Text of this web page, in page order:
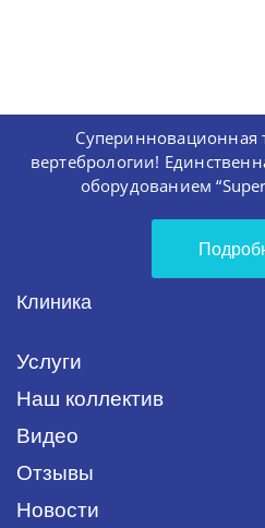
Суперинновационная
вертебрологии!
оборудованием
Клиника
Услуги
Наш коллектив
Видео
Отзывы
Новости